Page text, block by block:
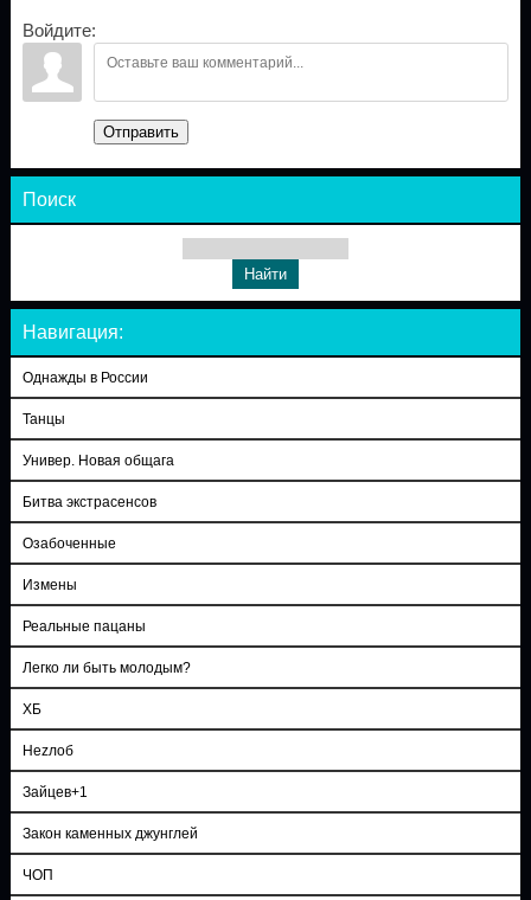
Войдите:
Отправить
Поиск
Навигация:
Однажды в России
Танцы
Универ. Новая общага
Битва экстрасенсов
Озабоченные
Измены
Реальные пацаны
Легко ли быть молодым?
ХБ
Неzлоб
Зайцев+1
Закон каменных джунглей
ЧОП